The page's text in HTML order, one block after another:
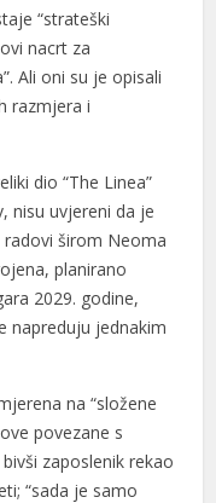
“strateški
nacrt za
Ali oni su je opisali
razmjera i
dio “The Linea”
nisu uvjereni da je
širom Neoma
planirano
2029. godine,
napreduju jednakim
na “složene
povezane s
zaposlenik rekao
“sada je samo